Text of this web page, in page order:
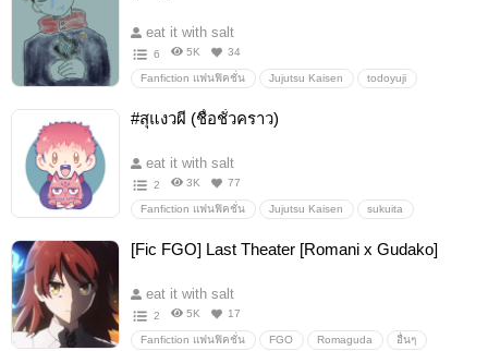
eat it with salt
6 5K 34
Fanfiction แฟนฟิคชั่น Jujutsu Kaisen todoyuji
สุคุอิตา สุคุยูจิ ฟุชิอิตา
#สุแงวผี (ชื่อชั่วคราว)
eat it with salt
2 3K 77
Fanfiction แฟนฟิคชั่น Jujutsu Kaisen sukuita
[Fic FGO] Last Theater [Romani x Gudako]
eat it with salt
2 5K 17
Fanfiction แฟนฟิคชั่น FGO Romaguda อื่นๆ